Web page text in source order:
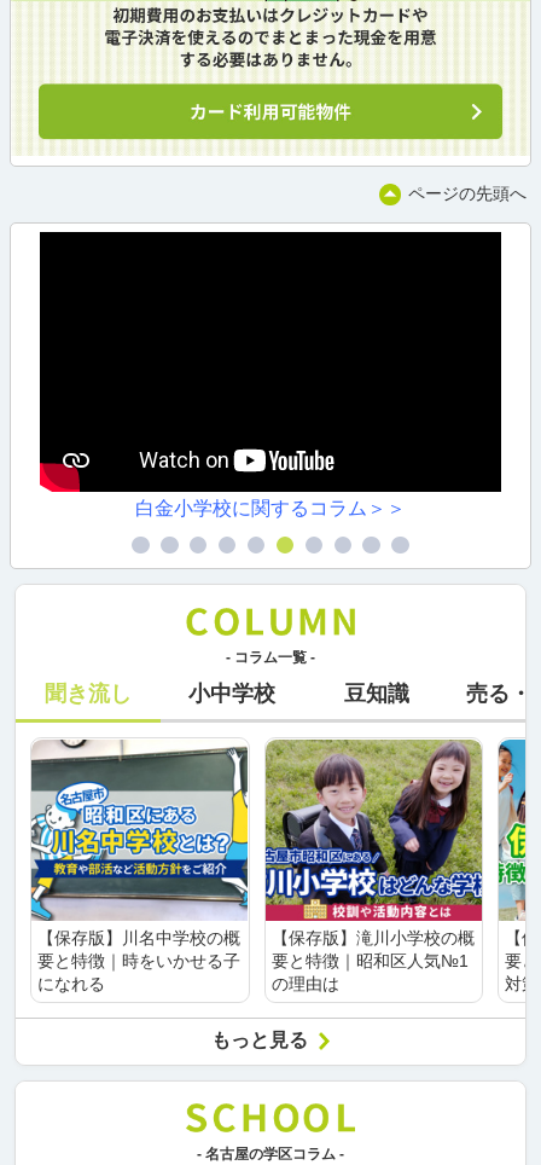
ページの先頭へ
白金小学校に関するコラム＞＞
- コラム一覧 -
聞き流し 小中学校 豆知識 売る・
【保存版】川名中学校の概
要と特徴｜時をいかせる子
になれる
【保存版】滝川小学校の概
要と特徴｜昭和区人気№1
の理由は
【
要
対
もっと見る
- 名古屋の学区コラム -